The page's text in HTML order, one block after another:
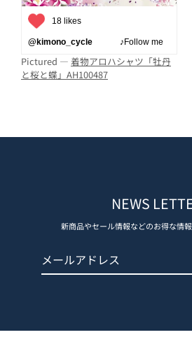
18 likes
@kimono_cycle ♪Follow me
Pictured — 着物アロハシャツ「牡丹
と桜と蝶」AH100487
NEWS
新商品やセール情報などのお得な情報